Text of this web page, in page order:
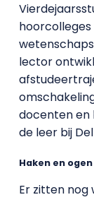
hoorcolleges
lector
docenten en
de leer bij
Haken en ogen
Er zitten nog